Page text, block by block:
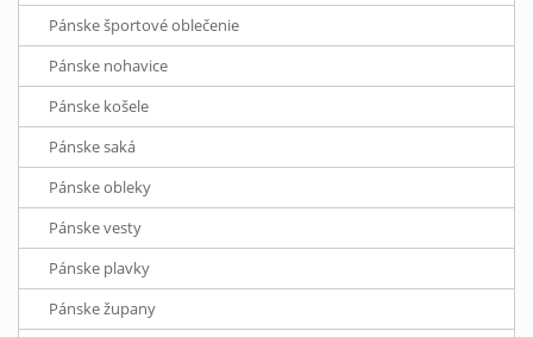
Pánske športové oblečenie
Pánske nohavice
Pánske košele
Pánske saká
Pánske obleky
Pánske vesty
Pánske plavky
Pánske župany